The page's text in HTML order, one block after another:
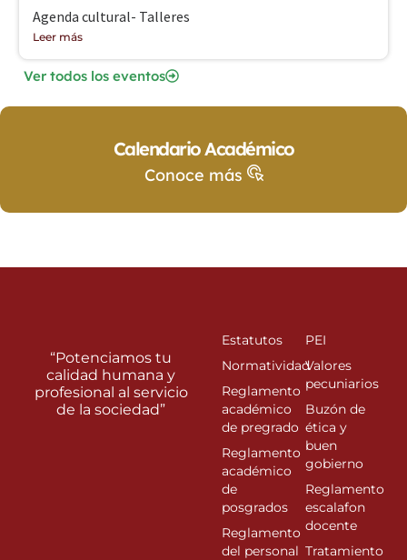
Agenda cultural- Talleres
Leer más
Ver todos los eventos
Calendario Académico
Conoce más
“Potenciamos tu
calidad humana y
profesional al servicio
de la sociedad”
Estatutos
Normatividad
Reglamento
académico
de pregrado
Reglamento
académico
de
posgrados
Reglamento
del personal
PEI
Valores
pecuniarios
Buzón de
ética y
buen
gobierno
Reglamento
escalafon
docente
Tratamiento